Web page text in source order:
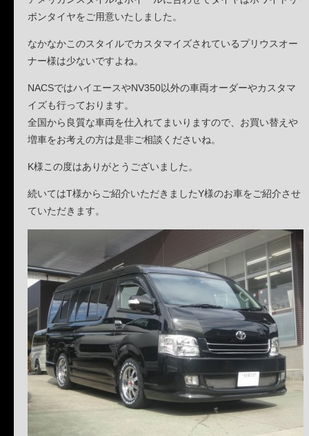
ボンタイヤをご用意いたしました。
なかなかこのスタイルでカスタマイズされているプリウスオー
ナー様は少ないですよね。
NACSではハイエースやNV350以外の車両オーダーやカスタマ
イズも行っております。
全国から良質な車両を仕入れてまいりますので、お買い替えや
増車をお考えの方は是非ご相談くださいね。
K様この度はありがとうございました。
続いてはT様からご紹介いただきましたY様のお車をご紹介させ
ていただきます。